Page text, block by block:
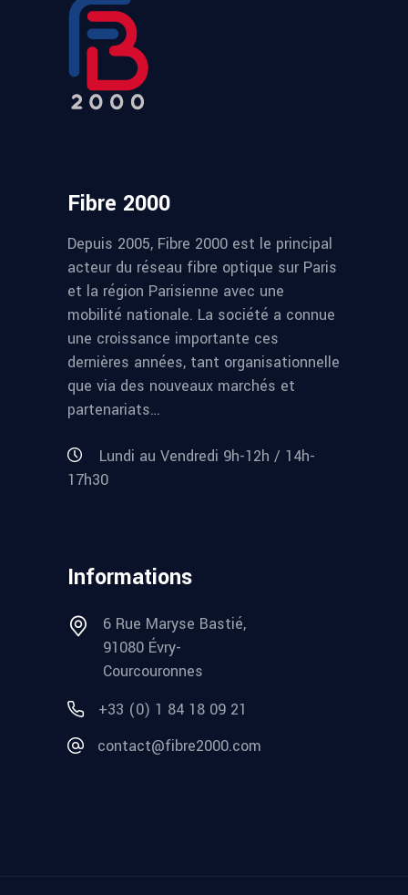
Fibre 2000
Depuis 2005, Fibre 2000 est le principal
acteur du réseau fibre optique sur Paris
et la région Parisienne avec une
mobilité nationale. La société a connue
une croissance importante ces
dernières années, tant organisationnelle
que via des nouveaux marchés et
partenariats…
Lundi au Vendredi 9h-12h / 14h-
17h30
Informations
6 Rue Maryse Bastié,
91080 Évry-
Courcouronnes
+33 (0) 1 84 18 09 21
contact@fibre2000.com